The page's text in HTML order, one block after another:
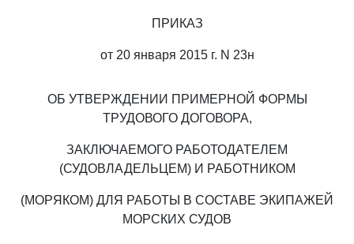
ПРИКАЗ
от 20 января 2015 г. N 23н
ОБ УТВЕРЖДЕНИИ ПРИМЕРНОЙ ФОРМЫ
ТРУДОВОГО ДОГОВОРА,
ЗАКЛЮЧАЕМОГО РАБОТОДАТЕЛЕМ
(СУДОВЛАДЕЛЬЦЕМ) И РАБОТНИКОМ
(МОРЯКОМ) ДЛЯ РАБОТЫ В СОСТАВЕ ЭКИПАЖЕЙ
МОРСКИХ СУДОВ